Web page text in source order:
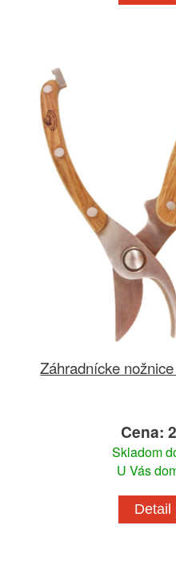
Záhradnícke
Cena:
Skladom
U Vás
Detail